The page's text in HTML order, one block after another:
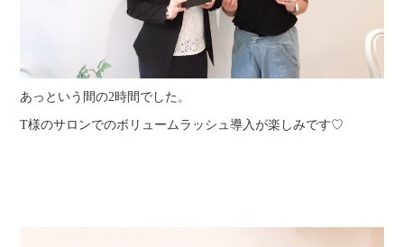
あっという間の2時間でした。
T様のサロンでのボリュームラッシュ導入が楽しみです♡